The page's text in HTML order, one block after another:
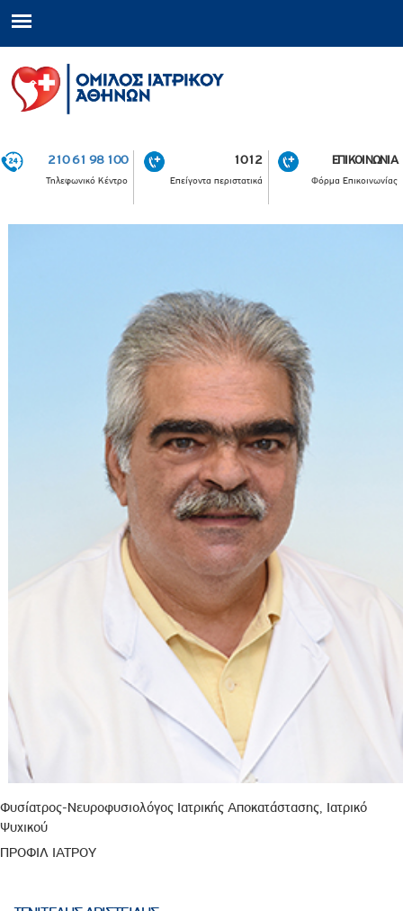
210 61 98 100
Τηλεφωνικό Κέντρο
1012
Επείγοντα περιστατικά
ΕΠΙΚΟΙΝΩΝΙΑ
Φόρμα Επικοινωνίας
Φυσίατρος-Νευροφυσιολόγος Ιατρικής Αποκατάστασης, Ιατρικό
Ψυχικού
ΠΡΟΦΙΛ ΙΑΤΡΟΥ